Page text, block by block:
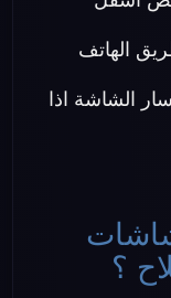
الهاتف
الشاشة اذا